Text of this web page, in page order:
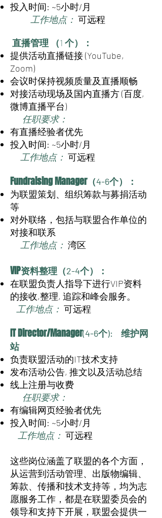
投入时间: ~5小时/月
工作地点： 可远程
直播管理 （1 个）：
提供活动直播链接 (YouTube,
Zoom)
会议时保持视频质量及直播顺畅
对接活动现场及国内直播方 (百度,
微博直播平台)
任职要求：
有直播经验者优先
投入时间: ~5小时/月
工作地点： 可远程
Fundraising Manager（4-6个） ：
为联盟策划、组织筹款与募捐活动
等
对外联络，包括与联盟合作单位的
对接和联系
工作地点： 湾区
VIP资料整理 （2-4个）：
在联盟负责人指导下进行VIP资料
的接收,整理, 追踪和峰会服务。
工作地点： 可远程
IT Director/Manager(4-6个):
维护网
站
负责联盟活动的IT技术支持
发布活动公告, 推文以及活动总结
线上注册与收费
任职要求：
有编辑网页经验者优先
投入时间: ~5小时/月
工作地点： 可远程
这些岗位涵盖了联盟的各个方面，
从运营到活动管理、出版物编辑、
筹款、传播和技术支持等， 均为志
愿服务工作，都是在联盟委员会的
领导和支持下开展，联盟会提供一